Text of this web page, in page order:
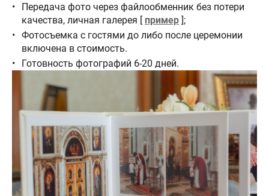
Передача фото через файлообменник без потери
качества, личная галерея [ пример ];
Фотосъемка с гостями до либо после церемонии
включена в стоимость.
Готовность фотографий 6-20 дней.